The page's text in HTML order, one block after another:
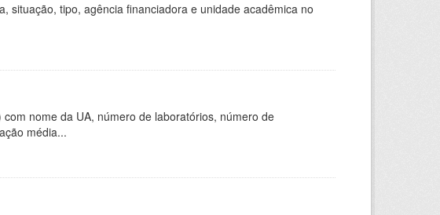
situação, tipo, agência financiadora e unidade acadêmica no
nome da UA, número de laboratórios, número de
média...